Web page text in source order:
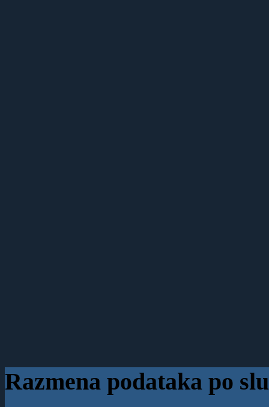
Razmena podataka po